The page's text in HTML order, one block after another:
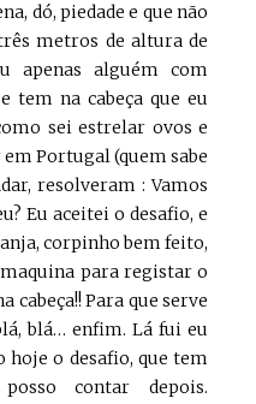
dó, piedade e que não
metros de altura de
apenas alguém com
tem na cabeça que eu
sei estrelar ovos e
Portugal (quem sabe
resolveram : Vamos
Eu aceitei o desafio, e
corpinho bem feito,
para registar o
Para que serve
blá… enfim. Lá fui eu
hoje o desafio, que tem
contar depois.